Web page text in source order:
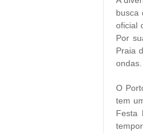
busca
oficial
Por
Praia
ondas.
O
tem
Festa